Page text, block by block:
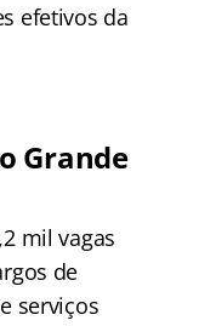
efetivos da
Grande
mil vagas
de
serviços